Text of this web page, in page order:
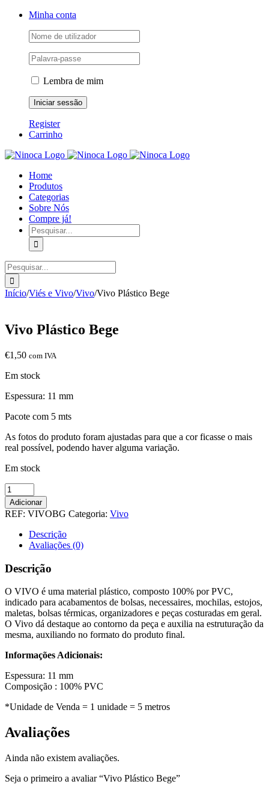
Skip
Facebook
Instagram
YouTubeMinha conta
Lembra de mim
Register
Carrinho
Home
Produtos
Categorias
Sobre Nós
Compre já!
Pesquisar
Pesquisar
Início/Viés e Vivo/Vivo/Vivo Plástico Bege
Vivo Plástico Bege
€1,50 com IVA
Em stock
Espessura: 11 mm
Pacote com 5 mts
As fotos do produto foram ajustadas para que a cor ficasse o mais
real possível, podendo haver alguma variação.
Em stock
Quantidade
de
Vivo
Plástico
Bege
Adicionar
REF: VIVOBG Categoria: Vivo
Descrição
Avaliações (0)
Descrição
O VIVO é uma material plástico, composto 100% por PVC,
indicado para acabamentos de bolsas, necessaires, mochilas, estojos,
maletas, bolsas térmicas, organizadores e peças costuradas em geral.
O Vivo dá destaque ao contorno da peça e auxilia na estruturação da
mesma, auxiliando no formato do produto final.
Informações Adicionais:
Espessura: 11 mm
Composição : 100% PVC
*Unidade de Venda = 1 unidade = 5 metros
Avaliações
Ainda não existem avaliações.
Seja o primeiro a avaliar “Vivo Plástico Bege”